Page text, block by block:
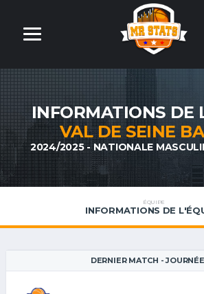
INFORMATIONS DE
VAL DE SEINE
2024/2025 - NATIONALE
ÉQUIPE
INFORMATIONS DE
DERNIER MATCH -